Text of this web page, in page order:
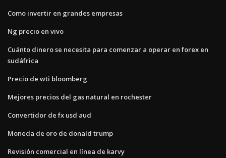
Como invertir en grandes empresas
Ng precio en vivo
Cuánto dinero se necesita para comenzar a operar en forex en
sudáfrica
Precio de wti bloomberg
Mejores precios del gas natural en rochester
Convertidor de fx usd aud
Moneda de oro de donald trump
Revisión comercial en línea de karvy